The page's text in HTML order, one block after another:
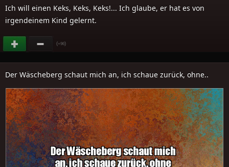
Ich will einen Keks, Keks, Keks!... Ich glaube, er hat es von
irgendeinem Kind gelernt.
(+96)
Der Wäscheberg schaut mich an, ich schaue zurück, ohne..